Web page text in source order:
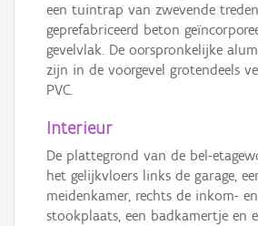
een tuintrap van zwevende
geprefabriceerd beton
gevelvlak. De oorspronkelijke
zijn in de voorgevel grotendeels
PVC.
Interieur
De plattegrond van de bel-
het gelijkvloers links de garage,
meidenkamer, rechts de inkom-
stookplaats, een badkamertje en